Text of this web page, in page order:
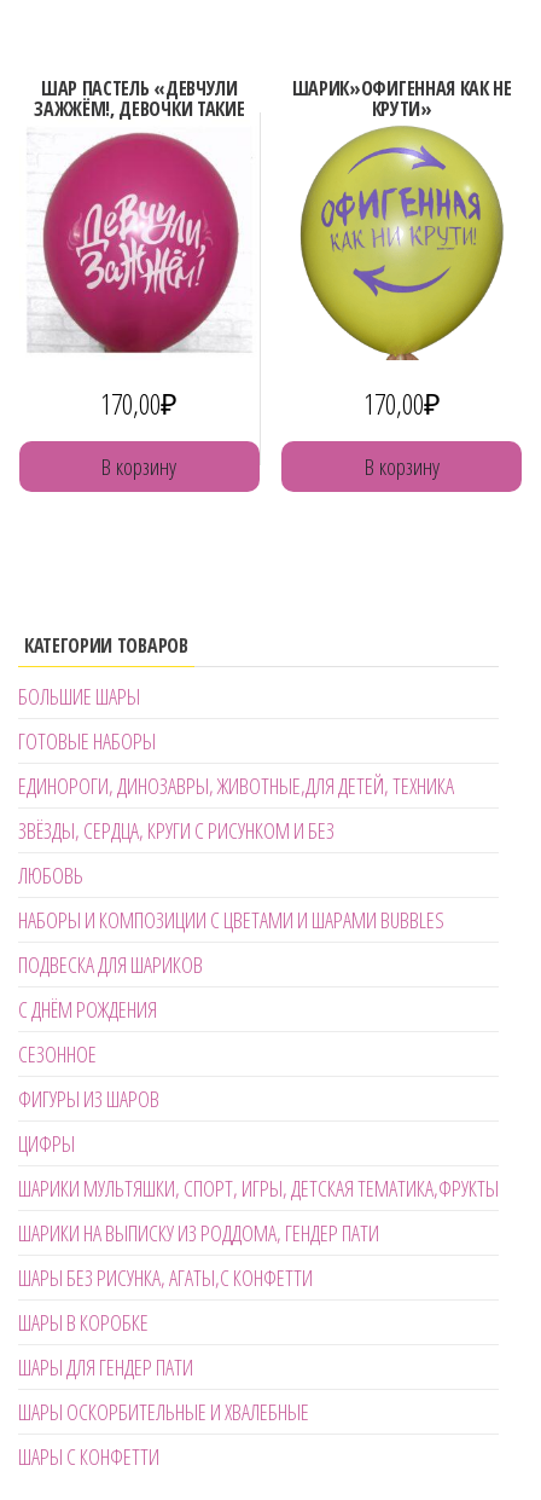
ШАР ПАСТЕЛЬ «ДЕВЧУЛИ
ЗАЖЖЁМ!, ДЕВОЧКИ ТАКИЕ
ДЕВОЧКИ»
170,00₽
В корзину
ШАРИК»ОФИГЕННАЯ КАК НЕ
КРУТИ»
170,00₽
В корзину
КАТЕГОРИИ ТОВАРОВ
БОЛЬШИЕ ШАРЫ
ГОТОВЫЕ НАБОРЫ
ЕДИНОРОГИ, ДИНОЗАВРЫ, ЖИВОТНЫЕ,ДЛЯ ДЕТЕЙ, ТЕХНИКА
ЗВЁЗДЫ, СЕРДЦА, КРУГИ С РИСУНКОМ И БЕЗ
ЛЮБОВЬ
НАБОРЫ И КОМПОЗИЦИИ С ЦВЕТАМИ И ШАРАМИ BUBBLES
ПОДВЕСКА ДЛЯ ШАРИКОВ
С ДНЁМ РОЖДЕНИЯ
СЕЗОННОЕ
ФИГУРЫ ИЗ ШАРОВ
ЦИФРЫ
ШАРИКИ МУЛЬТЯШКИ, СПОРТ, ИГРЫ, ДЕТСКАЯ ТЕМАТИКА,ФРУКТЫ
ШАРИКИ НА ВЫПИСКУ ИЗ РОДДОМА, ГЕНДЕР ПАТИ
ШАРЫ БЕЗ РИСУНКА, АГАТЫ,С КОНФЕТТИ
ШАРЫ В КОРОБКЕ
ШАРЫ ДЛЯ ГЕНДЕР ПАТИ
ШАРЫ ОСКОРБИТЕЛЬНЫЕ И ХВАЛЕБНЫЕ
ШАРЫ С КОНФЕТТИ